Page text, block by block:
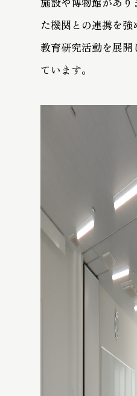
た機関との連携を
教育研究活動を展開
ています。